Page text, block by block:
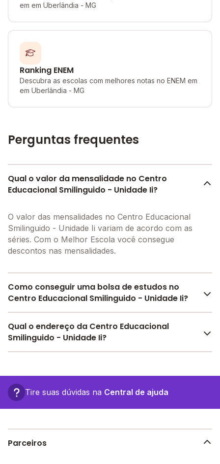
em em Uberlândia - MG
Ranking ENEM
Descubra as escolas com melhores notas no ENEM em
em Uberlândia - MG
Perguntas frequentes
Qual o valor da mensalidade no Centro
Educacional Smilinguido - Unidade Ii?
O valor das mensalidades no Centro Educacional
Smilinguido - Unidade Ii variam de acordo com as
séries. Com o Melhor Escola você consegue
descontos nas mensalidades.
Como conseguir uma bolsa de estudos no
Centro Educacional Smilinguido - Unidade Ii?
Pesquise bolsas disponíveis no Melhor Escola e
encontre o melhor desconto para você.
Qual o endereço da Centro Educacional
Smilinguido - Unidade Ii?
, - Uberlândia - MG.
Tire suas dúvidas na Central de ajuda
Parceiros